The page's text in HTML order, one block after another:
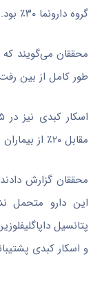
گروه دارونما ۳۰٪ بود.
طور کامل از بین رفت،
مقابل ۲۰٪ از بیماران مصرف کننده دارونما، بهبود یافت.
محققان گزارش
این دارو متحمل
و اسکار کبدی